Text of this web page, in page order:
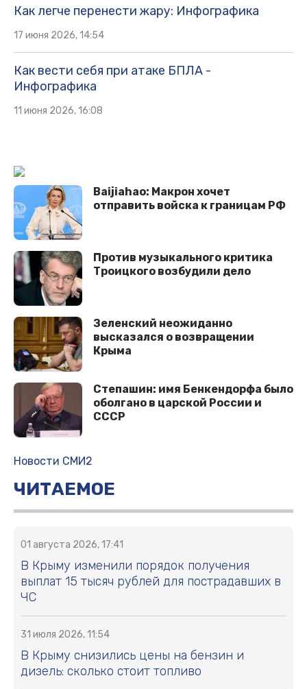
Как легче перенести жару: Инфографика
17 июня 2026, 14:54
Как вести себя при атаке БПЛА -
Инфографика
11 июня 2026, 16:08
Baijiahao: Макрон хочет
отправить войска к границам РФ
Против музыкального критика
Троицкого возбудили дело
Зеленский неожиданно
высказался о возвращении
Крыма
Степашин: имя Бенкендорфа было
оболгано в царской России и
СССР
Новости СМИ2
ЧИТАЕМОЕ
01 августа 2026, 17:41
В Крыму изменили порядок получения
выплат 15 тысяч рублей для пострадавших в
ЧС
31 июля 2026, 11:54
В Крыму снизились цены на бензин и
дизель: сколько стоит топливо